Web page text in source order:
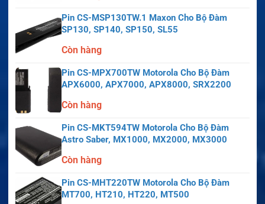
Pin CS-MSP130TW.1 Maxon Cho Bộ Đàm
SP130, SP140, SP150, SL55
Còn hàng
Pin CS-MPX700TW Motorola Cho Bộ Đàm
APX6000, APX7000, APX8000, SRX2200
Còn hàng
Pin CS-MKT594TW Motorola Cho Bộ Đàm
Astro Saber, MX1000, MX2000, MX3000
Còn hàng
Pin CS-MHT220TW Motorola Cho Bộ Đàm
MT700, HT210, HT220, MT500